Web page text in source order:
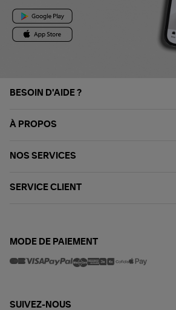
BESOIN D'AIDE ?
À PROPOS
NOS SERVICES
SERVICE CLIENT
MODE DE PAIEMENT
SUIVEZ-NOUS